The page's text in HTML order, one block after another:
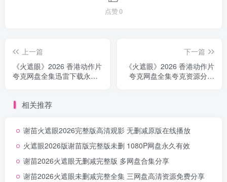
点赞0
上一篇
《火遮眼》2026 香港动作片
夸克网盘全集迅雷下载永久
下一篇
《火遮眼》2026 香港动作片
夸克网盘全集夸克资源分享
相关推荐
谢苗火遮眼2026完整版高清观影 无删减原版在线播放
火遮眼2026版谢苗版完整版未删 1080P网盘永久有效
谢苗2026火遮眼无删减完整版 多网盘合集分享
谢苗2026火遮眼未删减完整全集 三网盘高清资源免费分享